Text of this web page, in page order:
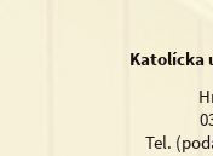
Katolícka
Tel.